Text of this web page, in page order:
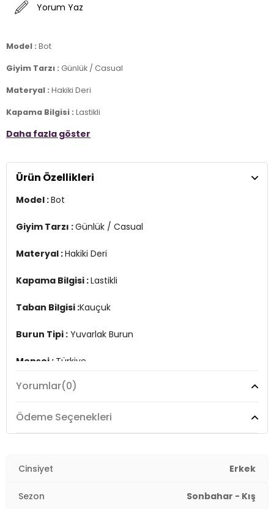
Yorum Yaz
Model : Bot
Giyim Tarzı : Günlük / Casual
Materyal : Hakiki Deri
Kapama Bilgisi : Lastikli
Taban Bilgisi :Kauçuk
Menşei : Türkiye
Daha fazla göster
Ürün Özellikleri
Model :Bot
Giyim Tarzı :Günlük / Casual
Materyal :Hakiki Deri
Kapama Bilgisi :Lastikli
Taban Bilgisi :Kauçuk
Burun Tipi : Yuvarlak Burun
Menşei : Türkiye
Yorumlar(0)
Ödeme Seçenekleri
Cinsiyet Erkek
Sezon Sonbahar - Kış